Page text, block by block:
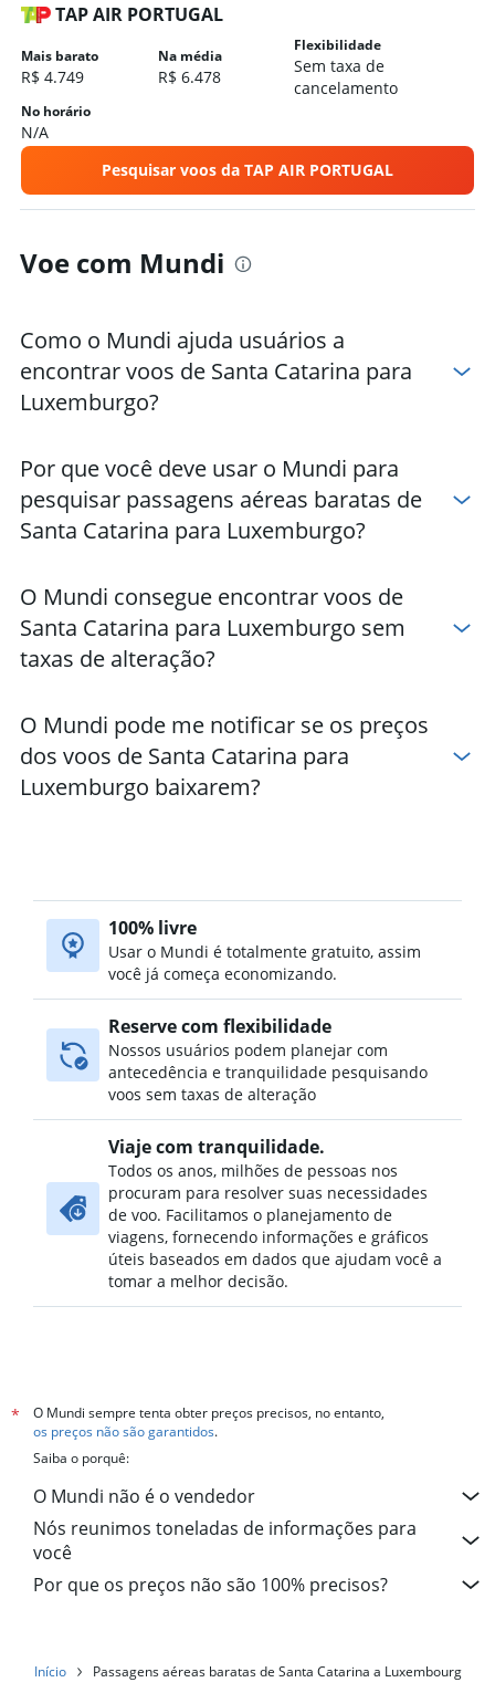
TAP AIR PORTUGAL
Mais barato
R$ 4.749
Na média
R$ 6.478
Flexibilidade
Sem taxa de
cancelamento
No horário
N/A
Pesquisar voos da TAP AIR PORTUGAL
Voe com Mundi
Como o Mundi ajuda usuários a
encontrar voos de Santa Catarina para
Luxemburgo?
Por que você deve usar o Mundi para
pesquisar passagens aéreas baratas de
Santa Catarina para Luxemburgo?
O Mundi consegue encontrar voos de
Santa Catarina para Luxemburgo sem
taxas de alteração?
O Mundi pode me notificar se os preços
dos voos de Santa Catarina para
Luxemburgo baixarem?
100% livre
Usar o Mundi é totalmente gratuito, assim
você já começa economizando.
Reserve com flexibilidade
Nossos usuários podem planejar com
antecedência e tranquilidade pesquisando
voos sem taxas de alteração
Viaje com tranquilidade.
Todos os anos, milhões de pessoas nos
procuram para resolver suas necessidades
de voo. Facilitamos o planejamento de
viagens, fornecendo informações e gráficos
úteis baseados em dados que ajudam você a
tomar a melhor decisão.
*
O Mundi sempre tenta obter preços precisos, no entanto,
os preços não são garantidos.
Saiba o porquê:
O Mundi não é o vendedor
Nós reunimos toneladas de informações para
você
Por que os preços não são 100% precisos?
Início Passagens aéreas baratas de Santa Catarina a Luxembourg